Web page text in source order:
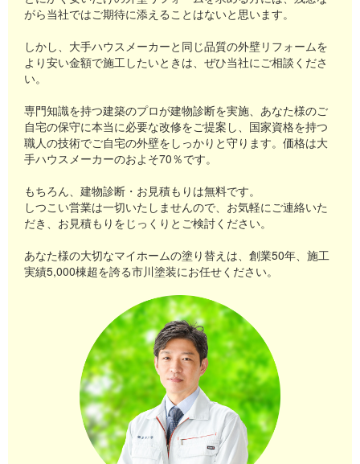
万円程度にまで施工費用がアップします。
「空き家活用・流動化促進助成金」
空き家を新たに取得し、取得後1年以内に外壁塗装や改修工事を
実施する場合に利用できる助成制度です。
補助上限額：40万円
対象工事：外壁塗装、屋根工事、住宅改修工事など
空き家の有効活用や定住促進を目的とした制度のため、通常の
住宅メンテナンス工事では利用できません。
なお、補助金制度の内容や受付状況は変更される場合がありま
す。
確認することをおすすめします。
予算が限られている制度も多いため、早めの確認と相談が大切
小山町住まい助成金情報：https://www.fuji-
oyama.jp/kurashi_06.html
とお得になるといえるでしょう。
セルフクリーニング機能を持つ塗料ならフッ素や無機塗料など
を選ぶべきです。
みのある色などの色味が調整されたブラウン系の色も差別化で
グレー系は、汚れが目立ちにくく、他の色を引き立てるという
意味でよく使われています。人気色というよりは無難な色です
が、別の色と組み合わせてツートンカラーで利用されていま
す。
色選びは人気の色の他、定番の色を基にしてお好きな色を選ぶ
といいでしょう。細かく言えば、色の見え方や艶なども重要で
す。
うにお好きな色の塗料を選んでください。
また、小山町の豊かな自然や周囲の景観に調和する色を選べ
ば、より統一感のある外観が実現します。
【詐欺防止のポイント】
小山町内で突然訪問する業者には警戒する
その場で契約せず、屋根に登らせない
資格証や連絡先を確認し、不審な点があれば別の業者にも相談
【被害時の対応】
クーリングオフ制度（契約後8日以内）を活用
消費者センターや警察に相談する
小山町での施工実績が豊富な業者を選ぶ
詐欺被害を防ぐには冷静な判断と慎重な業者選びが重要です。
う！
がら当社ではご期待に添えることはないと思います。
しかし、大手ハウスメーカーと同じ品質の外壁リフォームを
より安い金額で施工したいときは、ぜひ当社にご相談くださ
い。
専門知識を持つ建築のプロが建物診断を実施、あなた様のご
自宅の保守に本当に必要な改修をご提案し、国家資格を持つ
職人の技術でご自宅の外壁をしっかりと守ります。価格は大
手ハウスメーカーのおよそ70％です。
もちろん、建物診断・お見積もりは無料です。
しつこい営業は一切いたしませんので、お気軽にご連絡いた
だき、お見積もりをじっくりとご検討ください。
あなた様の大切なマイホームの塗り替えは、創業50年、施工
実績5,000棟超を誇る市川塗装にお任せください。